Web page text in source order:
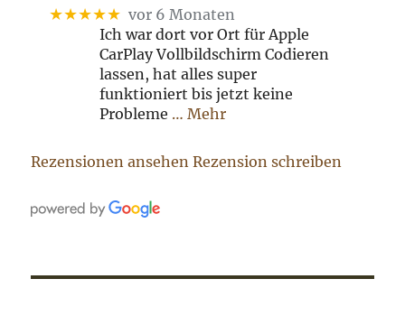
★★★★★ vor 6 Monaten
Ich war dort vor Ort für Apple
CarPlay Vollbildschirm Codieren
lassen, hat alles super
funktioniert bis jetzt keine
Probleme … Mehr
Rezensionen ansehen Rezension schreiben